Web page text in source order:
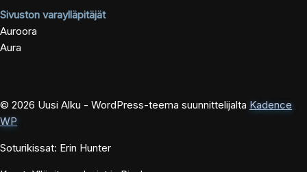
Sivuston varaylläpitäjät
Auroora
Aura
© 2026 Uusi Alku - WordPress-teema suunnittelijalta Kadence
WP
Soturikissat: Erin Hunter